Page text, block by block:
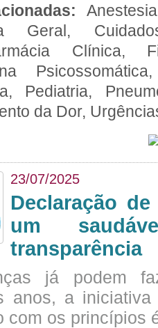
Geral,
Clínica,
Pediatria,
da Dor,
23/07/2025
Declaração
um
transparência
já podem
anos, a
com os princípios